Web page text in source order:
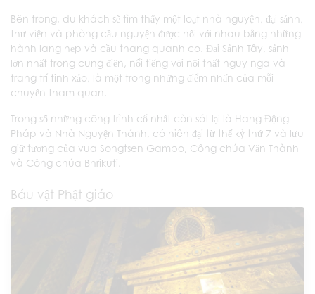
Bên trong, du khách sẽ tìm thấy một loạt nhà nguyện, đại sảnh,
thư viện và phòng cầu nguyện được nối với nhau bằng những
hành lang hẹp và cầu thang quanh co. Đại Sảnh Tây, sảnh
lớn nhất trong cung điện, nổi tiếng với nội thất nguy nga và
trang trí tinh xảo, là một trong những điểm nhấn của mỗi
chuyến tham quan.
Trong số những công trình cổ nhất còn sót lại là Hang Động
Pháp và Nhà Nguyện Thánh, có niên đại từ thế kỷ thứ 7 và lưu
giữ tượng của vua Songtsen Gampo, Công chúa Văn Thành
và Công chúa Bhrikuti.
Báu vật Phật giáo